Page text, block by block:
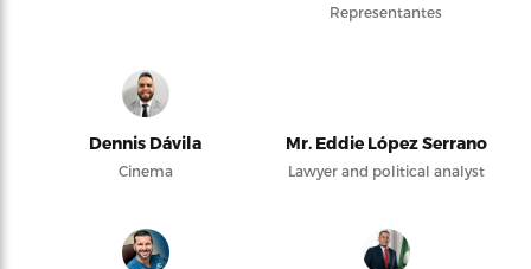
Representantes
Dennis Dávila
Cinema
Mr. Eddie López Serrano
Lawyer and political analyst